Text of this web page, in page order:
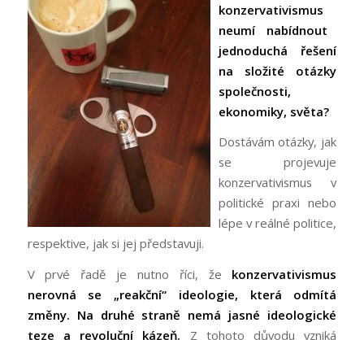
konzervativismus
neumí nabídnout
jednoduchá řešení
na složité otázky
společnosti,
ekonomiky, světa?
Dostávám otázky, jak
se projevuje
konzervativismus v
politické praxi nebo
lépe v reálné politice,
respektive, jak si jej představuji.
V prvé řadě je nutno říci, že konzervativismus
nerovná se „reakční“ ideologie, která odmítá
změny. Na druhé straně nemá jasné ideologické
teze a revoluční kázeň. Z tohoto důvodu vzniká